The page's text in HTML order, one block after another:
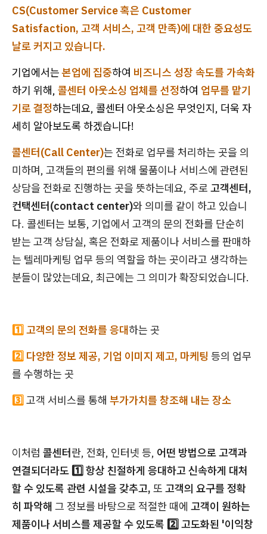
CS(Customer Service 혹은 Customer
Satisfaction, 고객 서비스, 고객 만족)에 대한 중요성도
날로 커지고 있습니다.​
기업에서는본업에 집중하여 비즈니스 성장 속도를 가속화
하기 위해, 콜센터 아웃소싱 업체를 선정하여 업무를 맡기
기로 결정하는데요, 콜센터 아웃소싱은 무엇인지, 더욱 자
세히 알아보도록 하겠습니다!
콜센터(Call Center)는 전화로 업무를 처리하는 곳을 의
미하며, 고객들의 편의를 위해 물품이나 서비스에 관련된
상담을 전화로 진행하는 곳을 뜻하는데요, 주로 고객센터,
컨택센터(contact center)와 의미를 같이 하고 있습니
다. 콜센터는 보통, 기업에서 고객의 문의 전화를 단순히
받는 고객 상담실, 혹은 전화로 제품이나 서비스를 판매하
는 텔레마케팅 업무 등의 역할을 하는 곳이라고 생각하는
분들이 많았는데요, 최근에는 그 의미가 확장되었습니다.
1️⃣고객의 문의 전화를 응대하는 곳
2️⃣ 다양한 정보 제공, 기업 이미지 제고, 마케팅 등의 업무
를 수행하는 곳
3️⃣고객 서비스를 통해 부가가치를 창조해 내는 장소
이처럼 콜센터란, 전화, 인터넷 등, 어떤 방법으로 고객과
연결되더라도 1️⃣ 항상 친절하게 응대하고 신속하게 대처
할 수 있도록 관련 시설을 갖추고, 또 고객의 요구를 정확
히 파악해 그 정보를 바탕으로 적절한 때에 고객이 원하는
제품이나 서비스를 제공할 수 있도록 2️⃣ 고도화된 '이익창